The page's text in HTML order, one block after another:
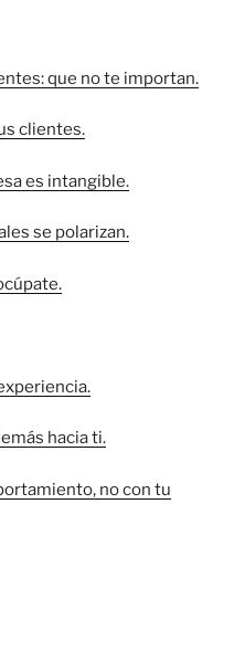
que no te importan.
clientes.
es intangible.
se polarizan.
hacia ti.
no con tu